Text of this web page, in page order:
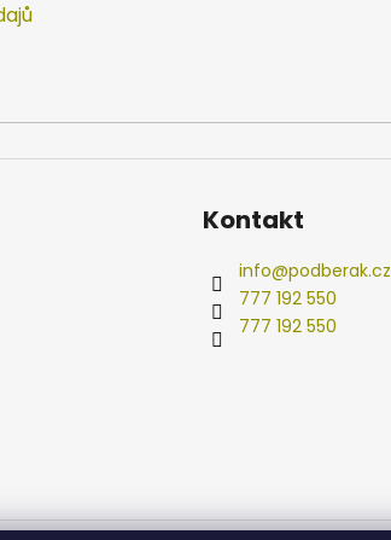
Kontakt
info@podberak.cz
777 192 550
777 192 550